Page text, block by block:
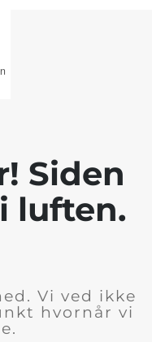
Siden
luften.
Vi ved ikke
hvornår vi